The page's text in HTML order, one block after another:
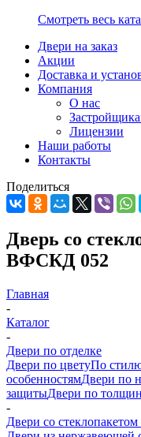
Смотреть весь
Двери на заказ
Акции
Доставка и
Компания
О нас
Лицензии
Наши работы
Контакты
Поделиться
Дверь со
ВФСКД 052
Главная
-
Каталог
-
Двери по отделке
Двери по цветуПо
особенностямДвери по
защитыДвери по
-
Двери со стеклопакетом